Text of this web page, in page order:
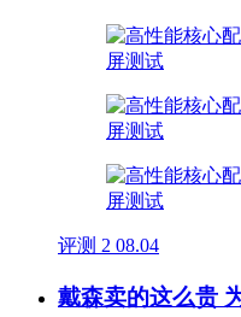
评测 2 08.04
戴森卖的这么贵